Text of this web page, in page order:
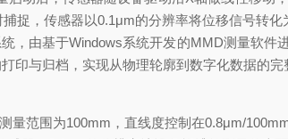
捉，传感器以0.1μm的分辨率将位移信号转
，由基于Windows系统开发的MMD测量软件
印与归档，实现从物理轮廓到数字化数据的完
范围为100mm，直线度控制在0.8μm/